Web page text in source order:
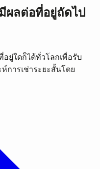
ผลต่อที่อยู่ถัดไป
อยู่ใดก็ได้ทั่วโลกเพื่อรับ
การเช่าระยะสั้นโดย